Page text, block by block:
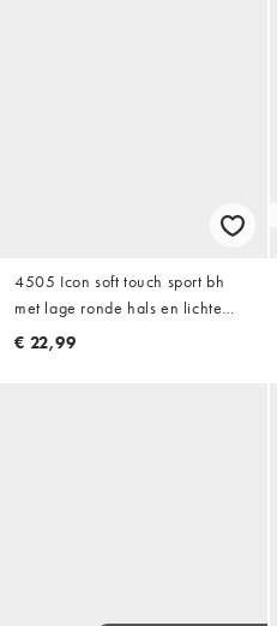
4505 Icon soft touch sport bh
met lage ronde hals en lichte
ondersteuning, verstelbare
€ 22,99